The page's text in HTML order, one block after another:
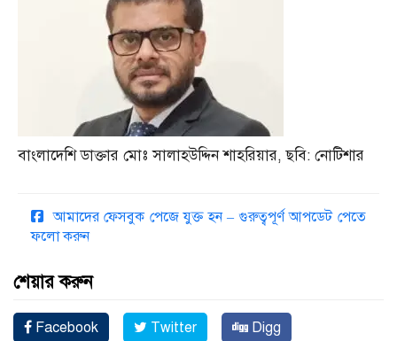
বাংলাদেশি ডাক্তার মোঃ সালাহউদ্দিন শাহরিয়ার, ছবি: নোটিশার
আমাদের ফেসবুক পেজে যুক্ত হন – গুরুত্বপূর্ণ আপডেট পেতে
ফলো করুন
শেয়ার করুন
Facebook Twitter Digg